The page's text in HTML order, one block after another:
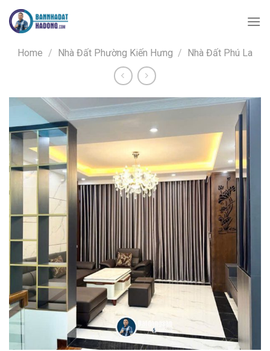
Skip
content
Home / Nhà Đất Phường Kiến Hưng / Nhà Đất Phú La